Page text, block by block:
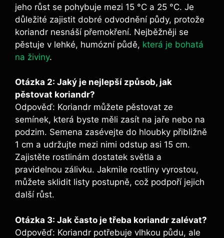
jeho růst se pohybuje mezi 15 °C a 25 °C. Je
důležité zajistit dobré odvodnění půdy, protože
koriandr nesnáší přemokření. Nejběžněji se
pěstuje v lehké, humózní půdě, která je bohatá
na živiny.
Otázka 2: Jaký je nejlepší způsob, jak
pěstovat koriandr?
Odpověď: Koriandr můžete pěstovat ze
semínek, která byste měli zasít na jaře nebo na
podzim. Semena zasévejte do hloubky přibližně
1 cm a udržujte mezi nimi odstup asi 15 cm.
Zajistěte rostlinám dostatek světla a
pravidelnou zálivku. Jakmile rostliny vyrostou,
můžete sklidit listy postupně, což podpoří jejich
další růst.
Otázka 3: Jak často je třeba koriandr zalévat?
Odpověď: Koriandr potřebuje vlhkou půdu, ale